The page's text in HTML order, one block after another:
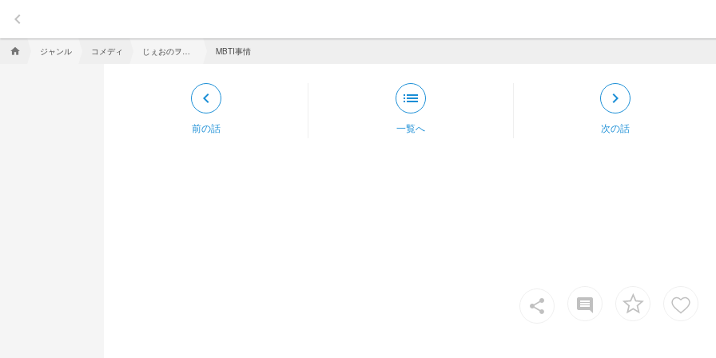
keyboard_arrow_left
home ジャンル コメディ MBTI事情
keyboard_arrow_left
前の話
list
一覧へ
keyboard_arrow_right
次の話
share insert_comment